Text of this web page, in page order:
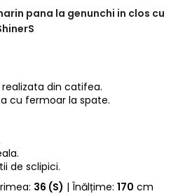
pana la genunchi in clos cu
din catifea.
cu fermoar la spate.
de sclipici.
36 (S) | Înălțime: 170 cm